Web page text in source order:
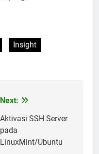
Insight
Aktivasi SSH Server
pada